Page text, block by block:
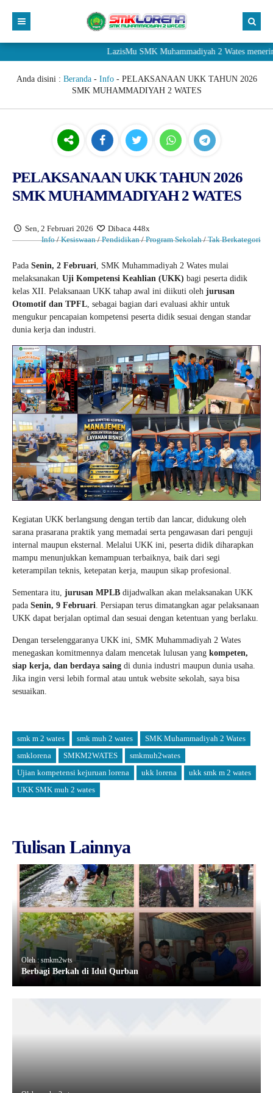
LazisMu SMK Muhammadiyah 2 Wates menerima
Anda disini : Beranda- Info- PELAKSANAAN UKK TAHUN 2026
SMK MUHAMMADIYAH 2 WATES
PELAKSANAAN UKK TAHUN 2026
SMK MUHAMMADIYAH 2 WATES
Sen, 2 Februari 2026
Dibaca 448x
Info/Kesiswaan/Pendidikan/Program Sekolah/Tak Berkategori
Pada Senin, 2 Februari, SMK Muhammadiyah 2 Wates mulai
melaksanakan Uji Kompetensi Keahlian (UKK) bagi peserta didik
kelas XII. Pelaksanaan UKK tahap awal ini diikuti oleh jurusan
Otomotif dan TPFL, sebagai bagian dari evaluasi akhir untuk
mengukur pencapaian kompetensi peserta didik sesuai dengan standar
dunia kerja dan industri.
Kegiatan UKK berlangsung dengan tertib dan lancar, didukung oleh
sarana prasarana praktik yang memadai serta pengawasan dari penguji
internal maupun eksternal. Melalui UKK ini, peserta didik diharapkan
mampu menunjukkan kemampuan terbaiknya, baik dari segi
keterampilan teknis, ketepatan kerja, maupun sikap profesional.
Sementara itu, jurusan MPLB dijadwalkan akan melaksanakan UKK
pada Senin, 9 Februari. Persiapan terus dimatangkan agar pelaksanaan
UKK dapat berjalan optimal dan sesuai dengan ketentuan yang berlaku.
Dengan terselenggaranya UKK ini, SMK Muhammadiyah 2 Wates
menegaskan komitmennya dalam mencetak lulusan yang kompeten,
siap kerja, dan berdaya saing di dunia industri maupun dunia usaha.
Jika ingin versi lebih formal atau untuk website sekolah, saya bisa
sesuaikan.
smk m 2 wates smk muh 2 wates
SMK Muhammadiyah 2 Wates
smklorena
SMKM2WATES
smkmuh2wates
Ujian kompetensi kejuruan lorena
ukk lorena
ukk smk m 2 wates
UKK SMK muh 2 wates
Tulisan Lainnya
Oleh : smkm2wts
Berbagi Berkah di Idul Qurban